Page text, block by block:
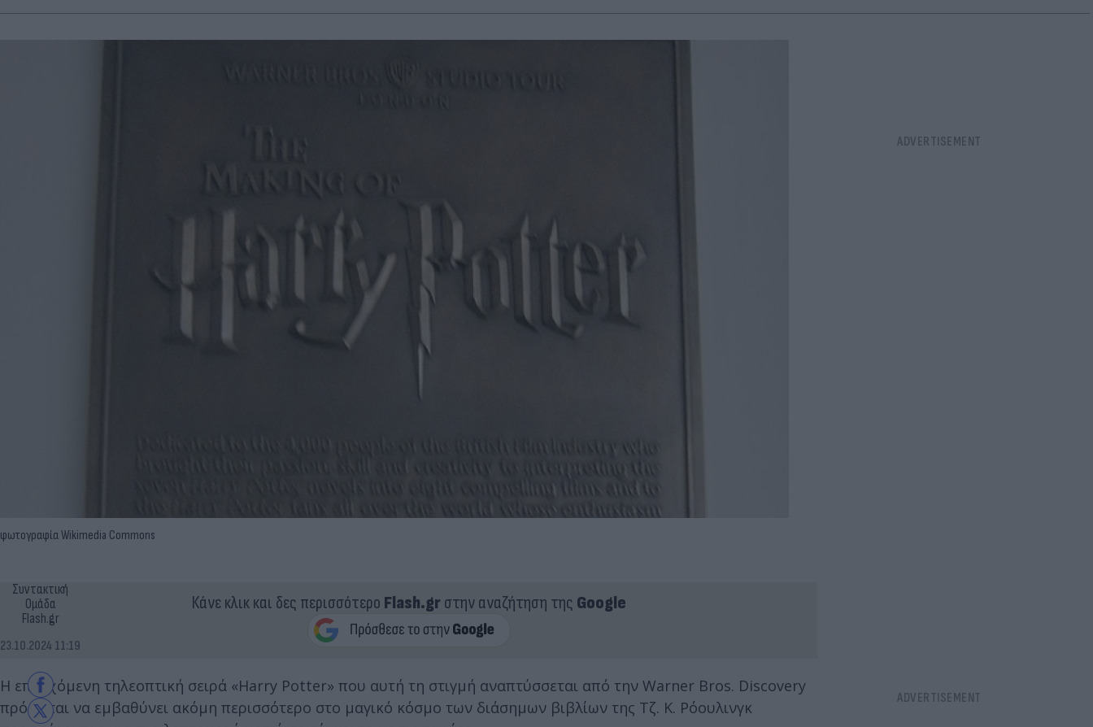
φωτογραφία Wikimedia Commons
Συντακτική
Ομάδα
Flash.gr
23.10.2024 11:19
Κάνε κλικ και δες περισσότερο Flash.grστην αναζήτηση της Google
H επερχόμενη τηλεοπτική σειρά «Harry Potter» που αυτή τη στιγμή αναπτύσσεται από την Warner Bros. Discovery
πρόκειται να εμβαθύνει ακόμη περισσότερο στο μαγικό κόσμο των διάσημων βιβλίων της Τζ. Κ. Ρόουλινγκ